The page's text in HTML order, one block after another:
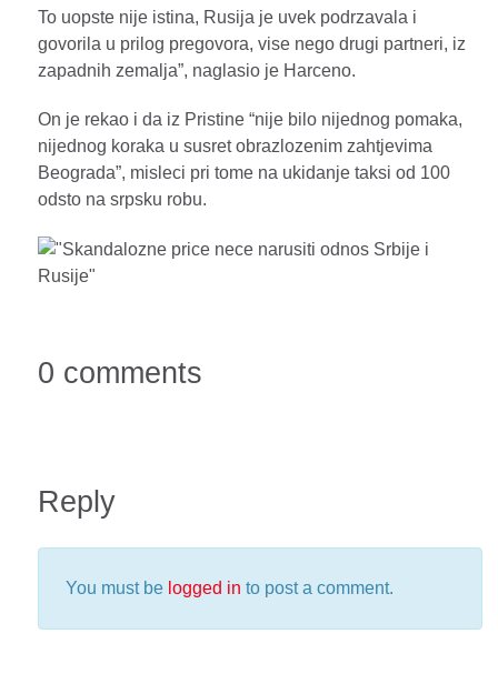
To uopste nije istina, Rusija je uvek podrzavala i
govorila u prilog pregovora, vise nego drugi partneri, iz
zapadnih zemalja”, naglasio je Harceno.
On je rekao i da iz Pristine “nije bilo nijednog pomaka,
nijednog koraka u susret obrazlozenim zahtjevima
Beograda”, misleci pri tome na ukidanje taksi od 100
odsto na srpsku robu.
0 comments
Reply
You must be logged in to post a comment.